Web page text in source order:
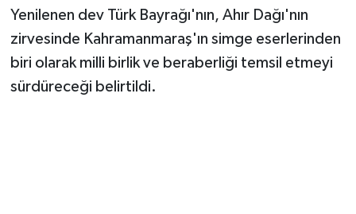
Yenilenen dev Türk Bayrağı'nın, Ahır Dağı'nın
zirvesinde Kahramanmaraş'ın simge eserlerinden
biri olarak milli birlik ve beraberliği temsil etmeyi
sürdüreceği belirtildi.